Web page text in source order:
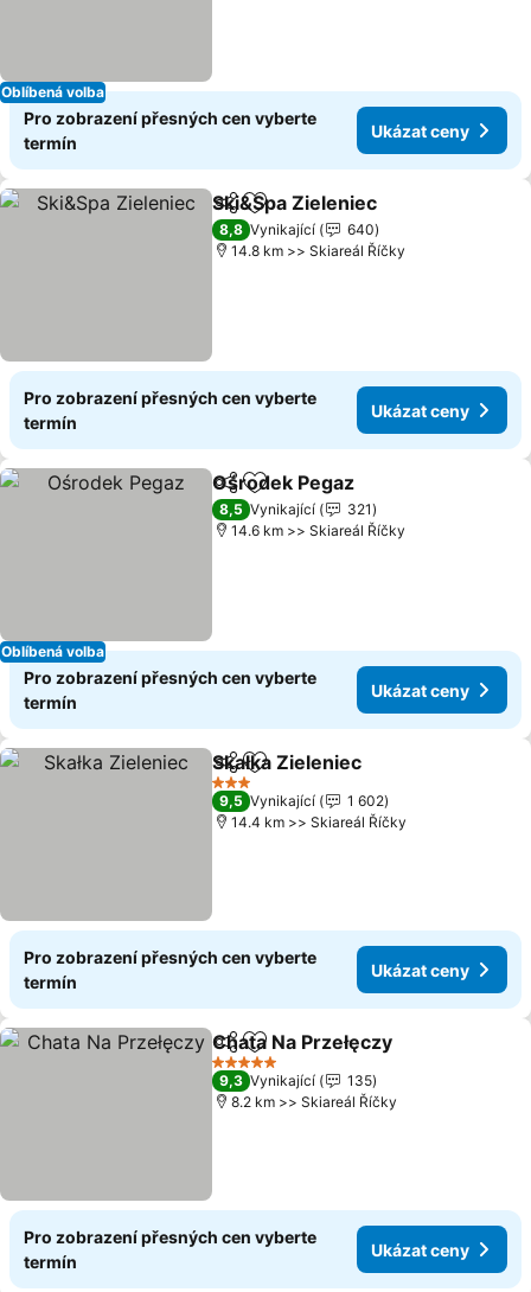
Oblíbená volba
Pro zobrazení přesných cen vyberte
termín
Ukázat ceny
SdíletPřidat na seznam oblíbených
Ski&Spa Zieleniec
8,8 Vynikající
640
14.8 km >> Skiareál Říčky
Pro zobrazení přesných cen vyberte
termín
Ukázat ceny
Oblíbená volba
SdíletPřidat na seznam oblíbených
Ośrodek Pegaz
8,5 Vynikající
321
14.6 km >> Skiareál Říčky
Pro zobrazení přesných cen vyberte
termín
Ukázat ceny
SdíletPřidat na seznam oblíbených
Skałka Zieleniec
3 Počet hvězdiček
9,5 Vynikající
1 602
14.4 km >> Skiareál Říčky
Pro zobrazení přesných cen vyberte
termín
Ukázat ceny
SdíletPřidat na seznam oblíbených
Chata Na Przełęczy
5 Počet hvězdiček
9,3 Vynikající
135
8.2 km >> Skiareál Říčky
Pro zobrazení přesných cen vyberte
termín
Ukázat ceny